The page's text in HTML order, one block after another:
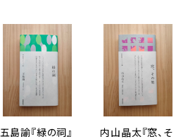
五島諭『緑の祠』
内山晶太『窓、そ